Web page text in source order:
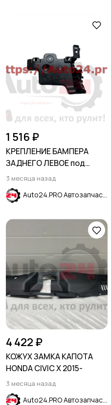
1 516 ₽
КРЕПЛЕНИЕ БАМПЕРА
ЗАДНЕГО ЛЕВОЕ под
фонарь CHEVROLET
EQUINOX 2017-2023
3 месяца назад
Auto24.PRO Автозапчасти
4 422 ₽
КОЖУХ ЗАМКА КАПОТА
HONDA CIVIC X 2015-
3 месяца назад
Auto24.PRO Автозапчасти